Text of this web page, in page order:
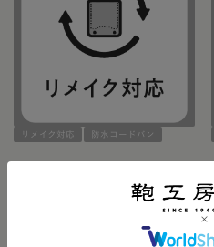
リメイク対応 防水コードバン